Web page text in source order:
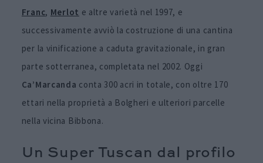
Franc, Merlot e altre varietà nel 1997, e
successivamente avviò la costruzione di una cantina
per la vinificazione a caduta gravitazionale, in gran
parte sotterranea, completata nel 2002. Oggi
Ca’Marcanda conta 300 acri in totale, con oltre 170
ettari nella proprietà a Bolgheri e ulteriori parcelle
nella vicina Bibbona.
Un Super Tuscan dal profilo